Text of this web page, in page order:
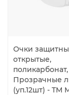
Очки
открытые,
поликарбонат,
Прозрачные
(уп.12шт) - TM